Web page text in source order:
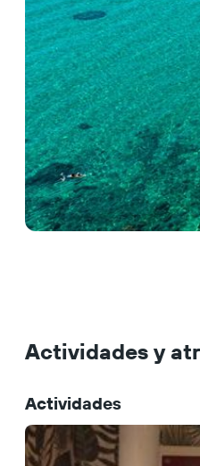
Actividades y
Actividades